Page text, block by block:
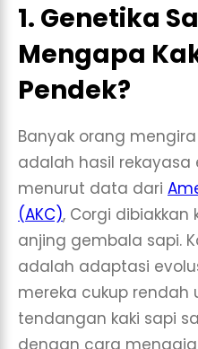
1. Genetika
Mengapa
Pendek?
Banyak orang
adalah hasil rekayasa
menurut data dari
(AKC), Corgi dibiakkan
anjing gembala sapi.
adalah adaptasi
mereka cukup rendah
tendangan kaki sapi
dengan cara